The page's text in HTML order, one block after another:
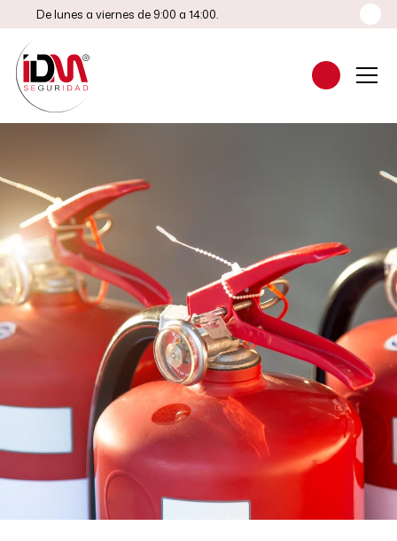
De lunes a viernes de 9:00 a 14:00.